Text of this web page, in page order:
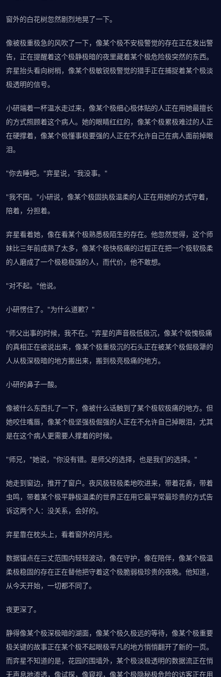
窗外的白花树忽然剧烈地晃了一下。
像被极重极急的风吹了一下，像某个极不安极警觉的存在正在发出警
告，正在提醒着这个极静极暗的夜里藏着某个极危险极突然的东西。
弈星抬头看向树梢，像某个极敏锐极警觉的猎手正在捕捉着某个极淡
极透明的信号。
小研端着一杯温水走过来，像某个极细心极体贴的人正在用她最擅长
的方式照顾着这个病人。她的眼睛红红的，像某个极累极难过的人正
在硬撑着，像某个极懂事极要强的人正在不允许自己在病人面前掉眼
泪。
"你去睡吧。"弈星说，"我没事。"
"我不困。"小研说，像某个极固执极温柔的人正在用她的方式守着，
陪着，分担着。
弈星看着她，像在看某个极熟悉极陌生的存在。他忽然觉得，这个师
妹比三年前成熟了太多，像某个极快极痛的过程正在把一个极软极柔
的人磨成了一个极稳极强的人，而代价，他不敢想。
"对不起。"他说。
小研愣住了。"为什么道歉？"
"师父出事的时候，我不在。"弈星的声音极低极沉，像某个极愧极痛
的真相正在被说出来，像某个极重极沉的石头正在被某个极倔极犟的
人从极深极暗的地方搬出来，搬到极亮极痛的地方。
小研的鼻子一酸。
像被什么东西扎了一下，像被什么话触到了某个极软极痛的地方。但
她咬住嘴唇，像某个极坚强极倔强的人正在不允许自己掉眼泪，尤其
是在这个病人更需要人撑着的时候。
"师兄，"她说，"你没有错。是师父的选择，也是我们的选择。"
她走到窗边，推开了窗户。夜风极轻极柔地吹进来，带着花香，带着
虫鸣，带着某个极平静极温柔的世界正在用它最平常最珍贵的方式告
诉这两个人：没关系，会好的。
弈星靠在枕头上，看着窗外的月光。
数据锚点在三丈范围内轻轻波动，像在守护，像在陪伴，像某个极温
柔极稳固的存在正在替他把守着这个极脆弱极珍贵的夜晚。他知道，
从今天开始，一切都不同了。
夜更深了。
静得像某个极深极暗的湖面，像某个极久极远的等待，像某个极重要
极关键的故事正在某个极不起眼极平凡的地方悄悄翻开了新的一页。
而弈星不知道的是，花园的围墙外，某个极淡极透明的数据流正在悄
无声息地渗透，像试探，像窥视，像某个极隐秘极危险的访客正在用